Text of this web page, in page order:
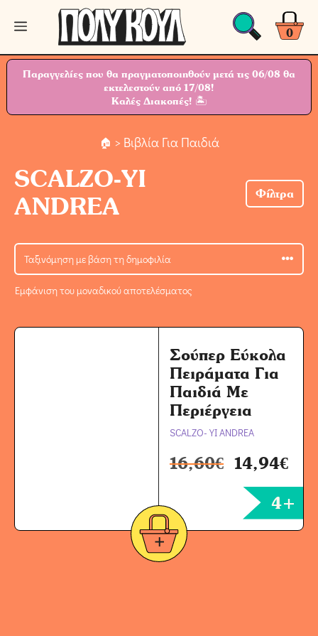
Μετάβαση
περιεχόμενο
0
Μενού
Παραγγελίες που θα πραγματοποιηθούν μετά τις 06/08 θα
εκτελεστούν από 17/08!
Καλές Διακοπές! 🏝
> Βιβλία Για Παιδιά
SCALZO-YI
ANDREA
Φίλτρα
Εμφάνιση του μοναδικού αποτελέσματος
Σούπερ Εύκολα
Πειράματα Για
Παιδιά Με
Περιέργεια
SCALZO-YI ANDREA
16,60€ 14,94€
4+